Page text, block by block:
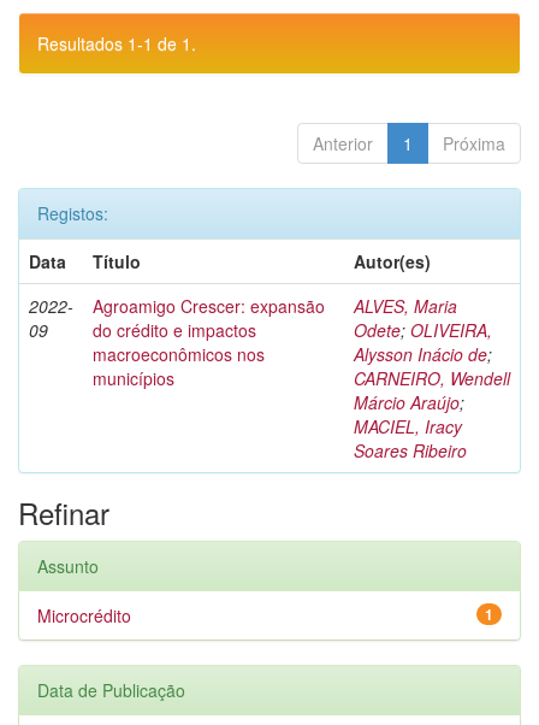
Resultados 1-1 de 1.
Anterior 1 Próxima
Registos:
Data
Título
Autor(es)
2022-
09
Agroamigo Crescer: expansão
do crédito e impactos
macroeconômicos nos
municípios
ALVES, Maria
Odete; OLIVEIRA,
Alysson Inácio de;
CARNEIRO, Wendell
Márcio Araújo;
MACIEL, Iracy
Soares Ribeiro
Refinar
Assunto
1
Microcrédito
Data de Publicação